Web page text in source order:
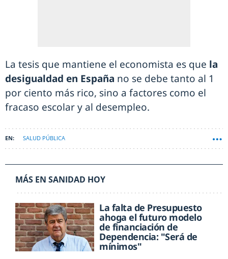
La tesis que mantiene el economista es que la
desigualdad en España no se debe tanto al 1
por ciento más rico, sino a factores como el
fracaso escolar y al desempleo.
SALUD PÚBLICA
MÁS EN SANIDAD HOY
La falta de Presupuesto
ahoga el futuro modelo
de financiación de
Dependencia: "Será de
mínimos"